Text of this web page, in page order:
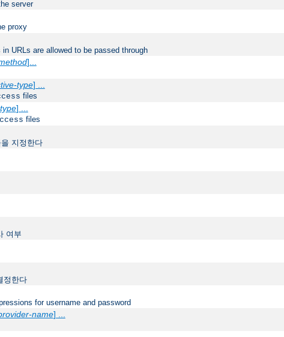
server
proxy
URLs are allowed to be passed through
]...
type] ...
files
] ...
files
지정한다
여부
정한다
for username and password
name] ...